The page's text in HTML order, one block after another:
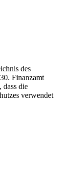
des
Finanzamt
dass die
verwendet